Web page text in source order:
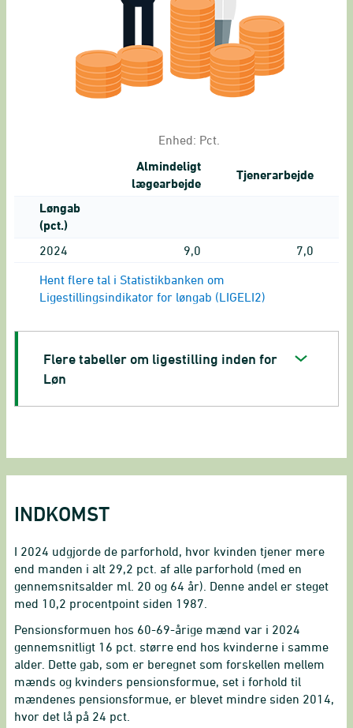
Enhed: Pct.
Almindeligt
lægearbejde
Tjenerarbejde
Løngab
(pct.)
2024 9,0 7,0
Hent flere tal i Statistikbanken om
Ligestillingsindikator for løngab (LIGELI2)
Flere tabeller om ligestilling inden for
Løn
INDKOMST
I 2024 udgjorde de parforhold, hvor kvinden tjener mere
end manden i alt 29,2 pct. af alle parforhold (med en
gennemsnitsalder ml. 20 og 64 år). Denne andel er steget
med 10,2 procentpoint siden 1987.
Pensionsformuen hos 60-69-årige mænd var i 2024
gennemsnitligt 16 pct. større end hos kvinderne i samme
alder. Dette gab, som er beregnet som forskellen mellem
mænds og kvinders pensionsformue, set i forhold til
mændenes pensionsformue, er blevet mindre siden 2014,
hvor det lå på 24 pct.